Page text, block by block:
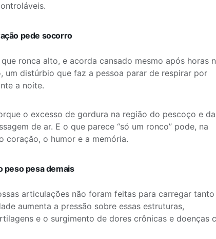
pede socorro
ronca alto, e acorda cansado mesmo após horas
um distúrbio que faz a pessoa parar de respirar por
a noite.
o excesso de gordura na região do pescoço e
de ar. E o que parece “só um ronco” pode, na
coração, o humor e a memória.
peso pesa demais
articulações não foram feitas para carregar tanto
aumenta a pressão sobre essas estruturas,
e o surgimento de dores crônicas e doenças